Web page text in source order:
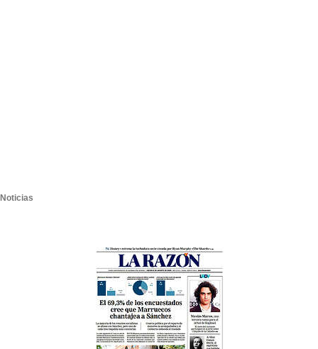
Noticias